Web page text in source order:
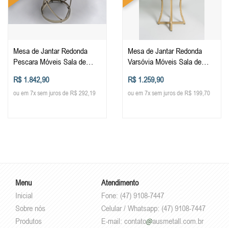
Mesa de Jantar Redonda
Pescara Móveis Sala de
Porcelanato
R$ 1.842,90
ou em 7x sem juros de R$ 292,19
Mesa de Jantar Redonda
Varsóvia Móveis Sala de
R$ 1.259,90
ou em 7x sem juros de R$ 199,70
Menu
Inicial
Sobre nós
Produtos
Atendimento
Fone: (47) 9108-7447
Celular / Whatsapp: (47) 9108-7447
E-mail: contato ausmetall.com.br